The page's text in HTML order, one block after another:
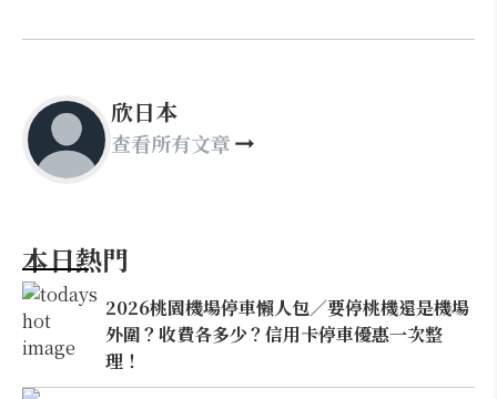
欣日本
查看所有文章
本日熱門
2026桃園機場停車懶人包／要停桃機還是機場
外圍？收費各多少？信用卡停車優惠一次整
理！